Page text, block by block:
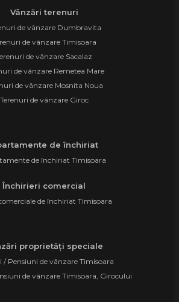
Vânzări terenuri
de vânzare Dumbravita
de vânzare Timisoara
de vânzare Sacalaz
de vânzare Remetea Mare
de vânzare Mosnita Noua
Terenuri de vânzare Giroc
de închiriat
de închiriat Timisoara
Închirieri comercial
de închiriat Timisoara
proprietăți speciale
/ Pensiuni de vânzare Timisoara
de vânzare Timisoara, Girocului